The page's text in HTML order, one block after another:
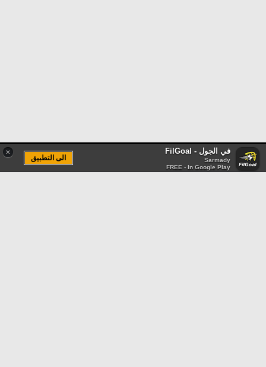
× في الجول - FilGoal
Sarmady
FREE - In Google Play
الى التطبيق